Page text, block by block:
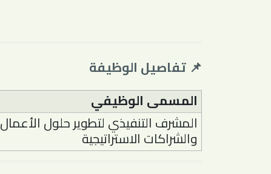
📌 تفاصيل الوظيفة
المسمى الوظيفي
المشرف التنفيذي لتطوير حلول الأعمال
والشراكات الاستراتيجية